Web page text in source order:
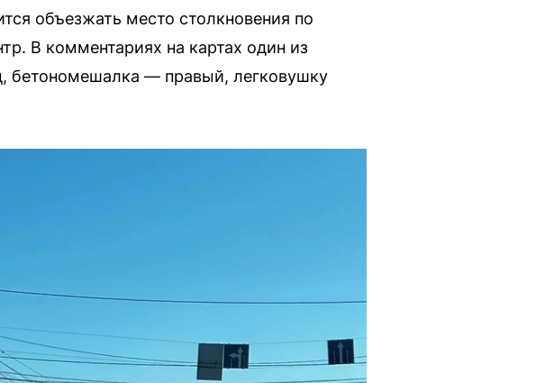
объезжать место столкновения по
В комментариях на картах один из
бетономешалка — правый, легковушку